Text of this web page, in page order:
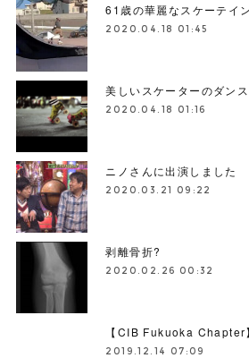
61歳の華麗なスケーテイ
2020.04.18 01:45
美しいスケーターのダン
2020.04.18 01:16
ニノさんに出演しました
2020.03.21 09:22
剥離骨折?
2020.02.26 00:32
【CIB Fukuoka Chapter
2019.12.14 07:09